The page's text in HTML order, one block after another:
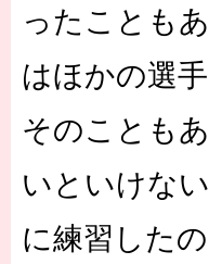
ったことも
はほかの選
そのことも
いといけな
に練習した